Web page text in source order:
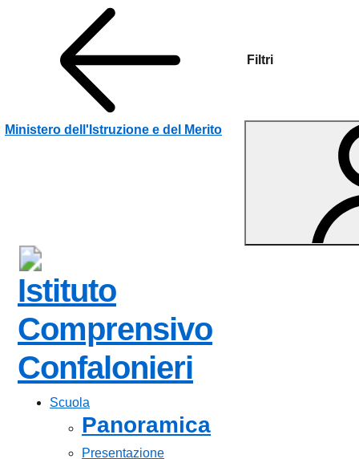
Filtri
Vai ai contenuti
Vai al menu di navigazione
Vai al footer
Ministero dell'Istruzione e del Merito
Istituto
Comprensivo
Confalonieri
Scuola
Panoramica
Presentazione